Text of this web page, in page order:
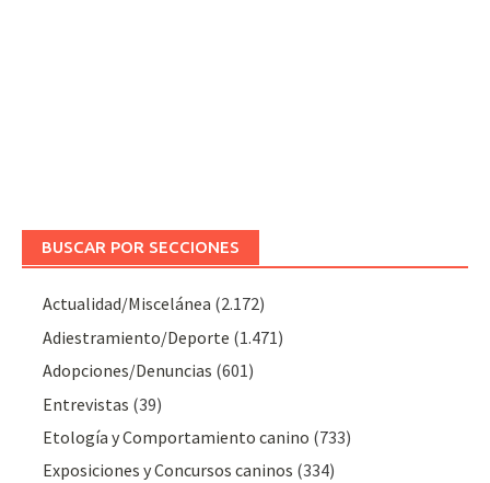
BUSCAR POR SECCIONES
Actualidad/Miscelánea (2.172)
Adiestramiento/Deporte (1.471)
Adopciones/Denuncias (601)
Entrevistas (39)
Etología y Comportamiento canino (733)
Exposiciones y Concursos caninos (334)